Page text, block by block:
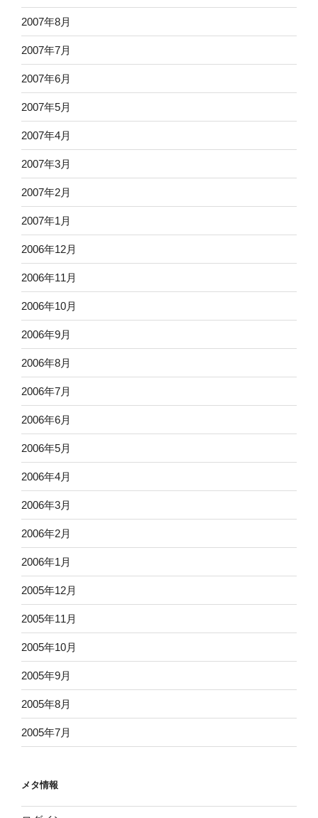
2007年8月
2007年7月
2007年6月
2007年5月
2007年4月
2007年3月
2007年2月
2007年1月
2006年12月
2006年11月
2006年10月
2006年9月
2006年8月
2006年7月
2006年6月
2006年5月
2006年4月
2006年3月
2006年2月
2006年1月
2005年12月
2005年11月
2005年10月
2005年9月
2005年8月
2005年7月
メタ情報